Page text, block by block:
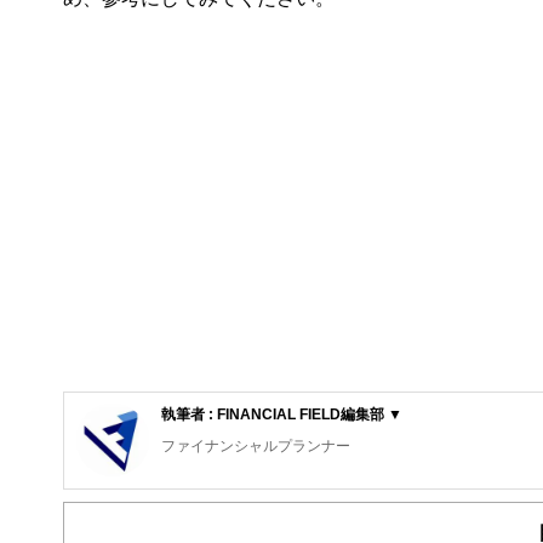
執筆者 : FINANCIAL FIELD編集部 ▼
ファイナンシャルプランナー
FinancialField編集部は、金融、経済に関する記事を、日